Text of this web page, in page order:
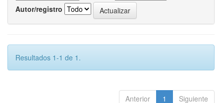
Autor/registro
Resultados 1-1 de 1.
Anterior 1 Siguiente